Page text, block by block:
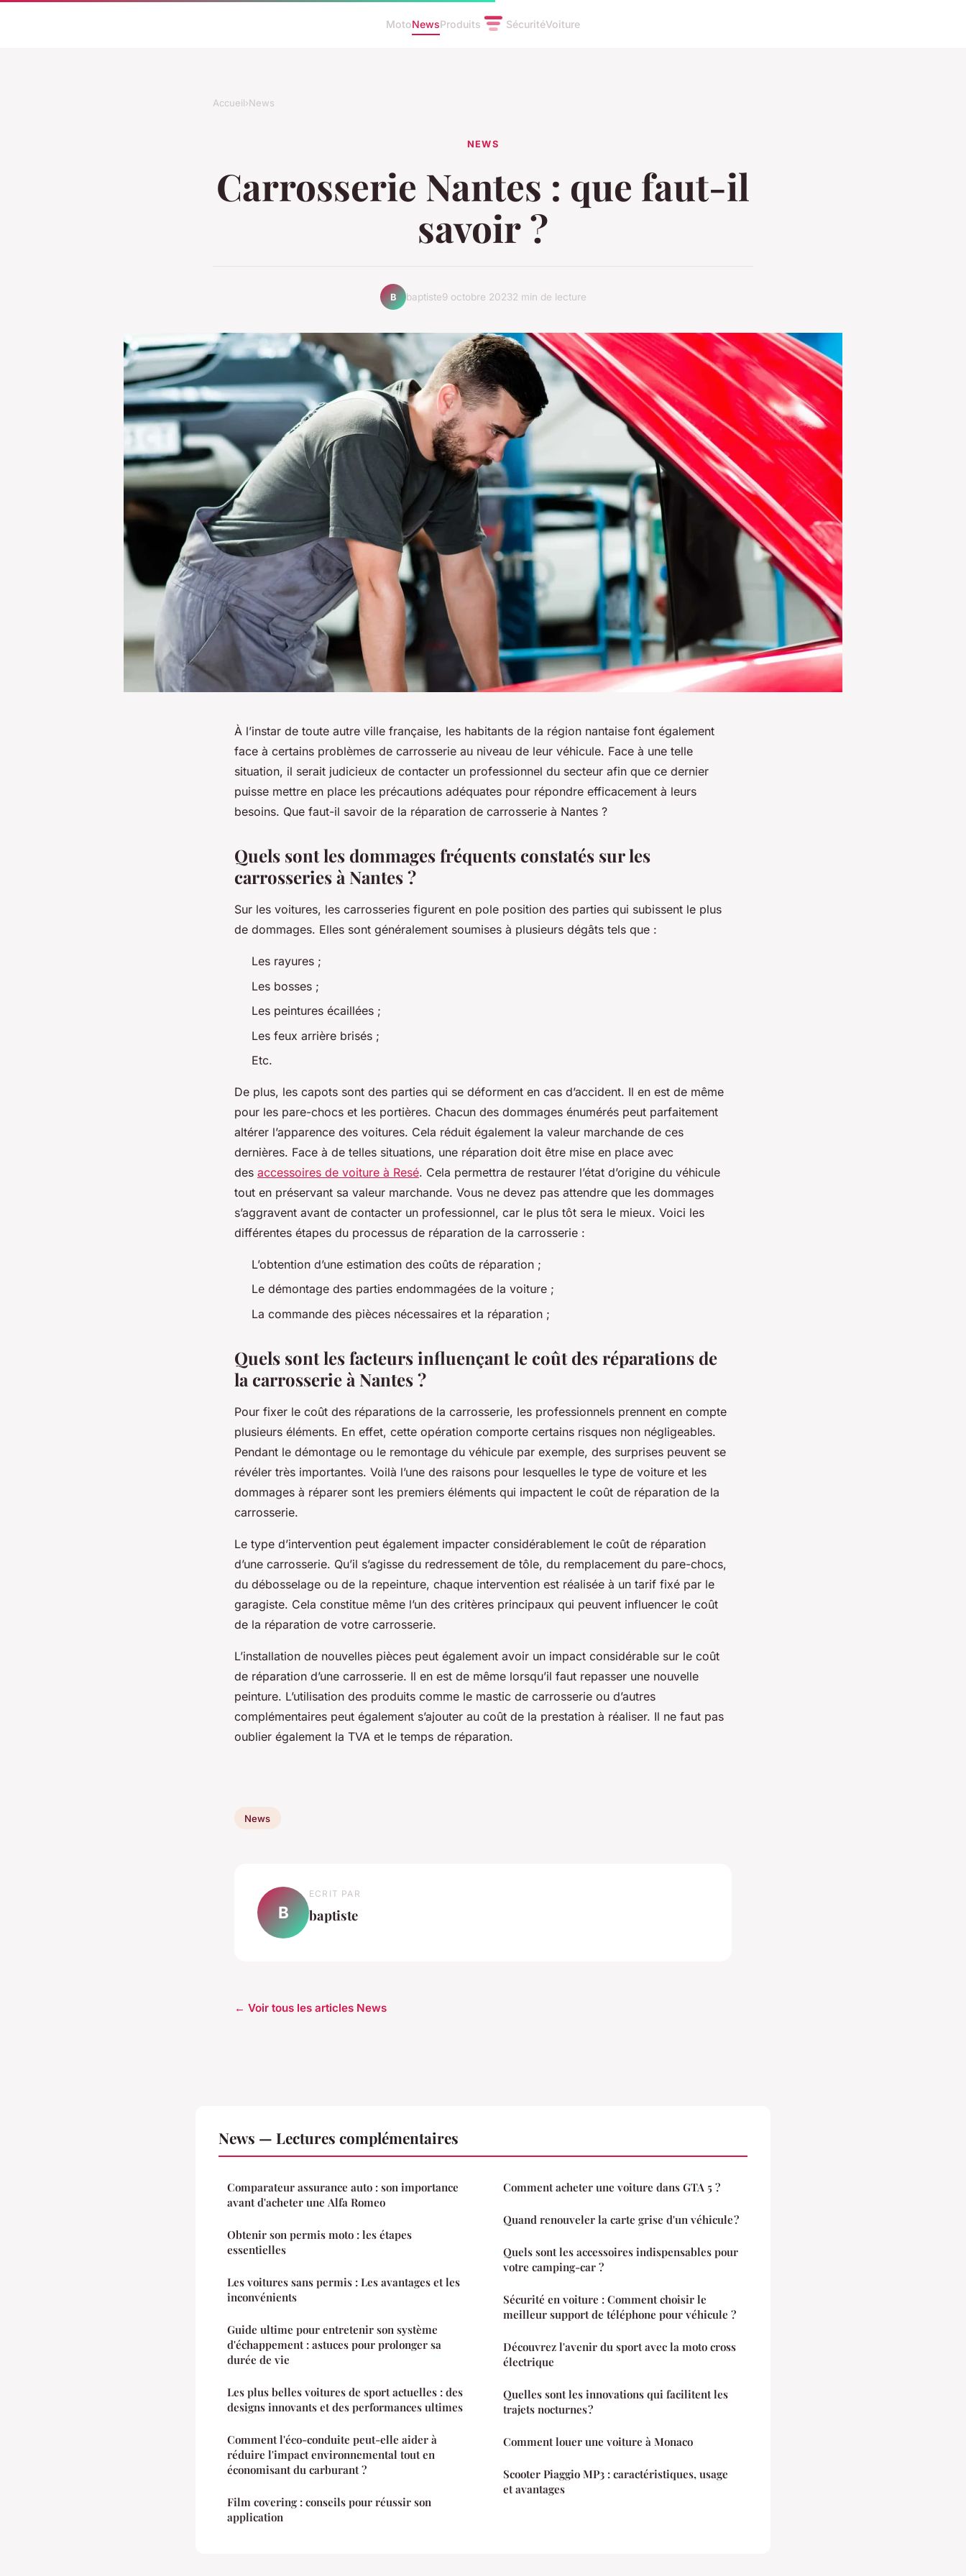
MotoNewsProduits SécuritéVoiture
Accueil›News
NEWS
Carrosserie Nantes : que faut-il
savoir ?
B baptiste9 octobre 20232 min de lecture
À l’instar de toute autre ville française, les habitants de la région nantaise font également
face à certains problèmes de carrosserie au niveau de leur véhicule. Face à une telle
situation, il serait judicieux de contacter un professionnel du secteur afin que ce dernier
puisse mettre en place les précautions adéquates pour répondre efficacement à leurs
besoins. Que faut-il savoir de la réparation de carrosserie à Nantes ?
Quels sont les dommages fréquents constatés sur les
carrosseries à Nantes ?
Sur les voitures, les carrosseries figurent en pole position des parties qui subissent le plus
de dommages. Elles sont généralement soumises à plusieurs dégâts tels que :
Les rayures ;
Les bosses ;
Les peintures écaillées ;
Les feux arrière brisés ;
Etc.
De plus, les capots sont des parties qui se déforment en cas d’accident. Il en est de même
pour les pare-chocs et les portières. Chacun des dommages énumérés peut parfaitement
altérer l’apparence des voitures. Cela réduit également la valeur marchande de ces
dernières. Face à de telles situations, une réparation doit être mise en place avec
des accessoires de voiture à Resé. Cela permettra de restaurer l’état d’origine du véhicule
tout en préservant sa valeur marchande. Vous ne devez pas attendre que les dommages
s’aggravent avant de contacter un professionnel, car le plus tôt sera le mieux. Voici les
différentes étapes du processus de réparation de la carrosserie :
L’obtention d’une estimation des coûts de réparation ;
Le démontage des parties endommagées de la voiture ;
La commande des pièces nécessaires et la réparation ;
Quels sont les facteurs influençant le coût des réparations de
la carrosserie à Nantes ?
Pour fixer le coût des réparations de la carrosserie, les professionnels prennent en compte
plusieurs éléments. En effet, cette opération comporte certains risques non négligeables.
Pendant le démontage ou le remontage du véhicule par exemple, des surprises peuvent se
révéler très importantes. Voilà l’une des raisons pour lesquelles le type de voiture et les
dommages à réparer sont les premiers éléments qui impactent le coût de réparation de la
carrosserie.
Le type d’intervention peut également impacter considérablement le coût de réparation
d’une carrosserie. Qu’il s’agisse du redressement de tôle, du remplacement du pare-chocs,
du débosselage ou de la repeinture, chaque intervention est réalisée à un tarif fixé par le
garagiste. Cela constitue même l’un des critères principaux qui peuvent influencer le coût
de la réparation de votre carrosserie.
L’installation de nouvelles pièces peut également avoir un impact considérable sur le coût
de réparation d’une carrosserie. Il en est de même lorsqu’il faut repasser une nouvelle
peinture. L’utilisation des produits comme le mastic de carrosserie ou d’autres
complémentaires peut également s’ajouter au coût de la prestation à réaliser. Il ne faut pas
oublier également la TVA et le temps de réparation.
News
B
ECRIT PAR
baptiste
← Voir tous les articles News
News — Lectures complémentaires
Comparateur assurance auto : son importance
avant d'acheter une Alfa Romeo
Obtenir son permis moto : les étapes
essentielles
Les voitures sans permis : Les avantages et les
inconvénients
Guide ultime pour entretenir son système
d'échappement : astuces pour prolonger sa
durée de vie
Les plus belles voitures de sport actuelles : des
designs innovants et des performances ultimes
Comment l'éco-conduite peut-elle aider à
réduire l'impact environnemental tout en
économisant du carburant ?
Film covering : conseils pour réussir son
application
Comment acheter une voiture dans GTA 5 ?
Quand renouveler la carte grise d'un véhicule ?
Quels sont les accessoires indispensables pour
votre camping-car ?
Sécurité en voiture : Comment choisir le
meilleur support de téléphone pour véhicule ?
Découvrez l'avenir du sport avec la moto cross
électrique
Quelles sont les innovations qui facilitent les
trajets nocturnes ?
Comment louer une voiture à Monaco
Scooter Piaggio MP3 : caractéristiques, usage
et avantages